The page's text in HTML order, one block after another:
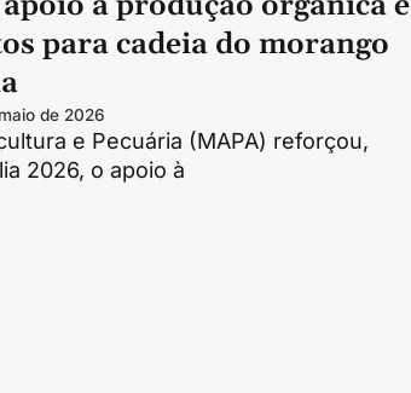
para cadeia do morango
de 2026
e Pecuária (MAPA) reforçou,
2026, o apoio à